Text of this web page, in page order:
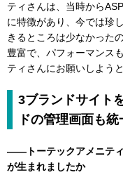
ティさんは、当時から
に特徴があり、今では珍
きるところは少なかった
豊富で、パフォーマンス
ティさんにお願いしよう
3ブランドサイト
ドの管理画面も
――トーテックアメニティ
が生まれましたか